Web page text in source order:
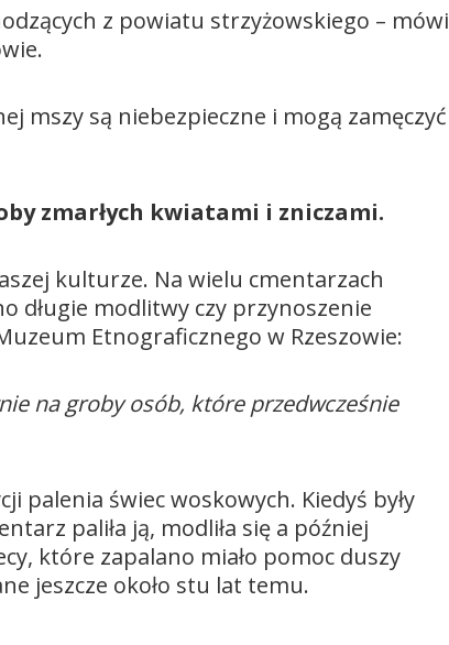
z powiatu strzyżowskiego – mówi
mszy są niebezpieczne i mogą zamęczyć
zmarłych kwiatami i zniczami.
kulturze. Na wielu cmentarzach
długie modlitwy czy przynoszenie
Etnograficznego w Rzeszowie:
na groby osób, które przedwcześnie
palenia świec woskowych. Kiedyś były
paliła ją, modliła się a później
które zapalano miało pomoc duszy
jeszcze około stu lat temu.